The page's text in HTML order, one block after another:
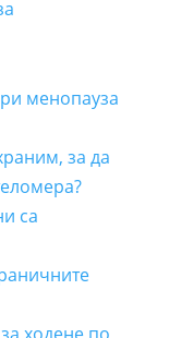
менопауза
за да
са